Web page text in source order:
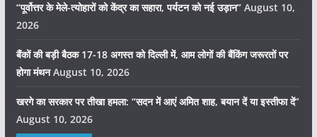
“पूर्वोत्तर के मेले-त्योहारों को केंद्र का सहारा, पर्यटन को नई उड़ान” August 10,
2026
बैंकों की बड़ी बैठक 17-18 अगस्त को दिल्ली में, आम लोगों की बैंकिंग जरूरतों पर
होगा मंथन August 10, 2026
खरगे का सरकार पर तीखा हमला: “सदन में आएं अमित शाह, बयान दें या इस्तीफा दें”
August 10, 2026